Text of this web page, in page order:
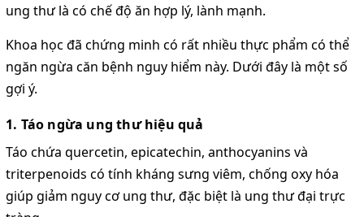
ung thư là có chế độ ăn hợp lý, lành mạnh.
Khoa học đã chứng minh có rất nhiều thực phẩm có thể
ngăn ngừa căn bệnh nguy hiểm này. Dưới đây là một số
gợi ý.
1. Táo ngừa ung thư hiệu quả
Táo chứa quercetin, epicatechin, anthocyanins và
triterpenoids có tính kháng sưng viêm, chống oxy hóa
giúp giảm nguy cơ ung thư, đặc biệt là ung thư đại trực